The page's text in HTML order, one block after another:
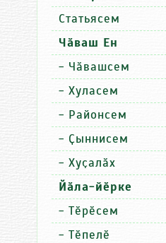
Статьясем
Чӑваш Ен
- Чӑвашсем
- Хуласем
- Районсем
- Ҫыннисем
- Хуҫалӑх
Йӑла-йӗрке
- Тӗрӗсем
- Тӗпелӗ